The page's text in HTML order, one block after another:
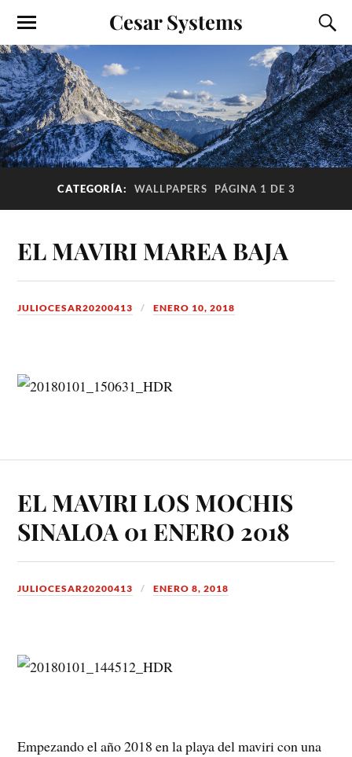
Cesar Systems
CATEGORÍA: WALLPAPERS PÁGINA 1 DE 3
EL MAVIRI MAREA BAJA
JULIOCESAR20200413 ENERO 10, 2018
EL MAVIRI LOS MOCHIS
SINALOA 01 ENERO 2018
JULIOCESAR20200413 ENERO 8, 2018
Empezando el año 2018 en la playa del maviri con una